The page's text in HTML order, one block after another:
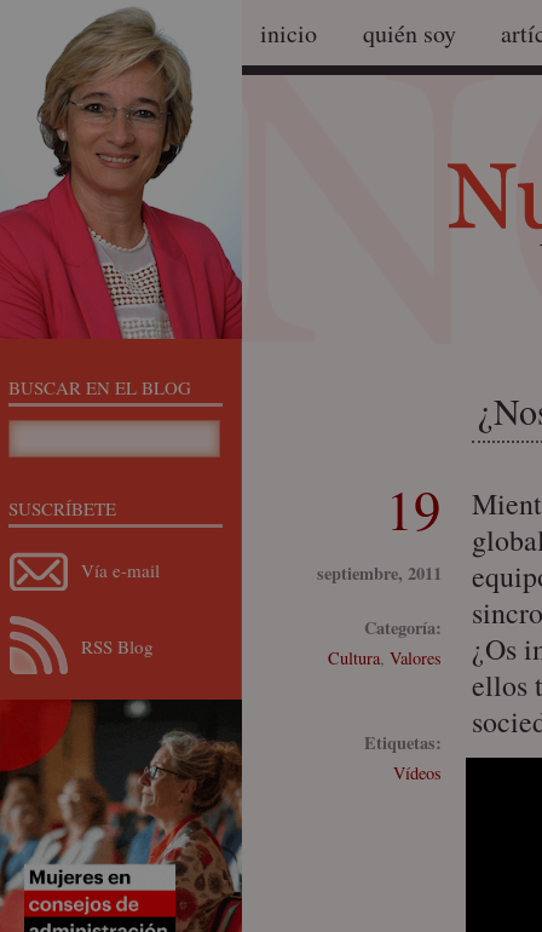
inicio quién soy
19
septiembre, 2011
Categoría:
Cultura, Valores
Etiquetas:
Vídeos
¿Os
ellos
BUSCAR EN EL BLOG
SUSCRÍBETE
Vía e-mail
RSS Blog